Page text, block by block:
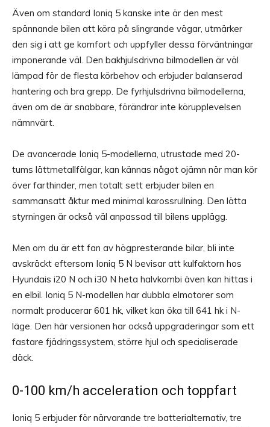
Även om standard Ioniq 5 kanske inte är den mest
spännande bilen att köra på slingrande vägar, utmärker
den sig i att ge komfort och uppfyller dessa förväntningar
imponerande väl. Den bakhjulsdrivna bilmodellen är väl
lämpad för de flesta körbehov och erbjuder balanserad
hantering och bra grepp. De fyrhjulsdrivna bilmodellerna,
även om de är snabbare, förändrar inte körupplevelsen
nämnvärt.
De avancerade Ioniq 5-modellerna, utrustade med 20-
tums lättmetallfälgar, kan kännas något ojämn när man kör
över farthinder, men totalt sett erbjuder bilen en
sammansatt åktur med minimal karossrullning. Den lätta
styrningen är också väl anpassad till bilens upplägg.
Men om du är ett fan av högpresterande bilar, bli inte
avskräckt eftersom Ioniq 5 N bevisar att kulfaktorn hos
Hyundais i20 N och i30 N heta halvkombi även kan hittas i
en elbil. Ioniq 5 N-modellen har dubbla elmotorer som
normalt producerar 601 hk, vilket kan öka till 641 hk i N-
läge. Den här versionen har också uppgraderingar som ett
fastare fjädringssystem, större hjul och specialiserade
däck.
0-100 km/h acceleration och toppfart
Ioniq 5 erbjuder för närvarande tre batterialternativ, tre